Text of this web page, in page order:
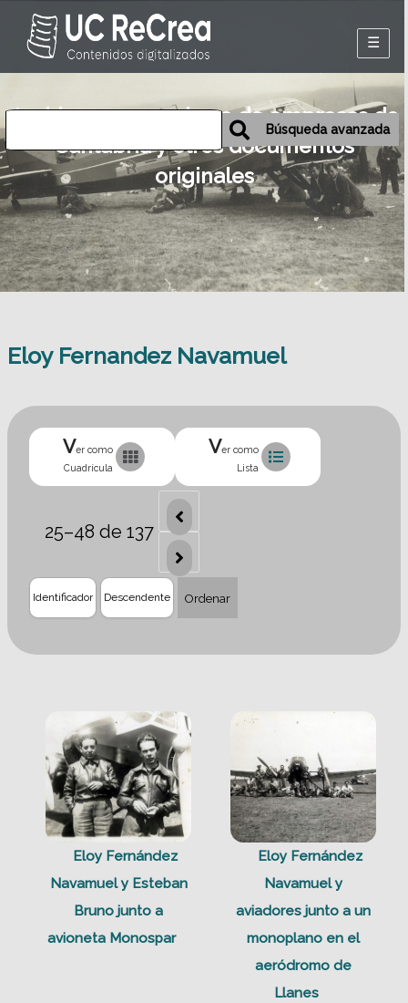
Inicio
Exposiciones
Historia oral de
Camargo
Mapa
Desmemoriados
Portal de la
Búsqueda avanzada
Archivos personales o de empresas de
Cantabria y otros documentos
originales
Eloy Fernandez Navamuel
Ver como
Cuadrícula
Ver como
Lista
25–48 de 137
Ordenar
Eloy Fernández
Navamuel y Esteban
Bruno junto a
avioneta Monospar
Eloy Fernández
Navamuel y
aviadores junto a un
monoplano en el
aeródromo de
Llanes